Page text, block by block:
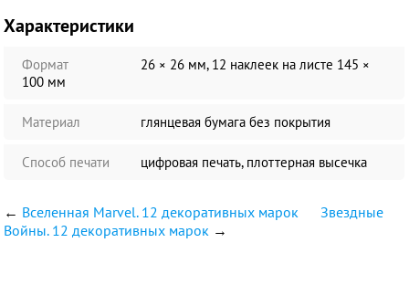
Характеристики
Формат
26 × 26 мм, 12 наклеек на листе 145 ×
100 мм
Материал глянцевая бумага без покрытия
Способ печати цифровая печать, плоттерная высечка
← Вселенная Marvel. 12 декоративных марок
Звездные
Войны. 12 декоративных марок →